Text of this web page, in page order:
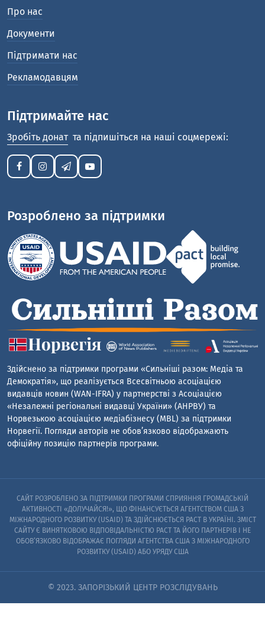
Про нас
Документи
Підтримати нас
Рекламодавцям
Підтримайте нас
Зробіть донат та підпишіться на наші соцмережі:
Розроблено за підтримки
Здійснено за підтримки програми «Сильніші разом: Медіа та
Демократія», що реалізується Всесвітньою асоціацією
видавців новин (WAN-IFRA) у партнерстві з Асоціацією
«Незалежні регіональні видавці України» (АНРВУ) та
Норвезькою асоціацією медіабізнесу (MBL) за підтримки
Норвегії. Погляди авторів не обов’язково відображають
офіційну позицію партнерів програми.
САЙТ РОЗРОБЛЕНО ЗА ПІДТРИМКИ ПРОГРАМИ СПРИЯННЯ ГРОМАДСЬКІЙ
АКТИВНОСТІ «ДОЛУЧАЙСЯ!», ЩО ФІНАНСУЄТЬСЯ АГЕНТСТВОМ США З
МІЖНАРОДНОГО РОЗВИТКУ (USAID) ТА ЗДІЙСНЮЄТЬСЯ PACT В УКРАЇНІ. ЗМІСТ
САЙТУ Є ВИНЯТКОВОЮ ВІДПОВІДАЛЬНІСТЮ PACT ТА ЙОГО ПАРТНЕРІВ I НЕ
ОБОВ’ЯЗКОВО ВІДОБРАЖАЄ ПОГЛЯДИ АГЕНТСТВА США З МІЖНАРОДНОГО
РОЗВИТКУ (USAID) АБО УРЯДУ США
© 2023. ЗАПОРІЗЬКИЙ ЦЕНТР РОЗСЛІДУВАНЬ